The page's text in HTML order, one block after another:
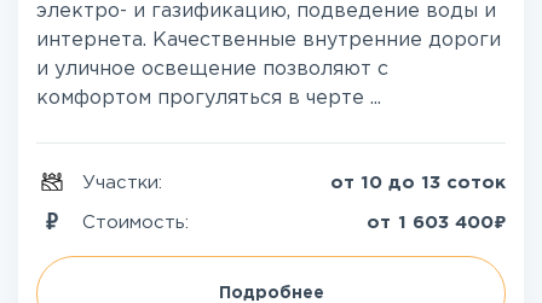
электро- и газификацию, подведение воды и
интернета. Качественные внутренние дороги
и уличное освещение позволяют с
комфортом прогуляться в черте ...
Участки: от 10 до 13 соток
Стоимость: от 1 603 400₽
Подробнее